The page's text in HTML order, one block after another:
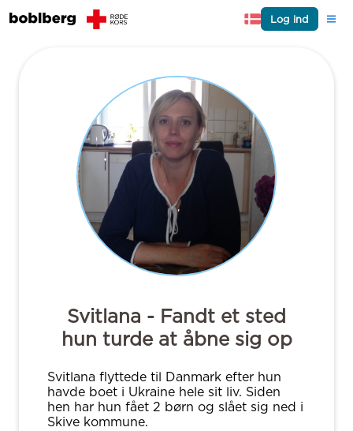
Log ind
Svitlana - Fandt et sted
hun turde at åbne sig op
Svitlana flyttede til Danmark efter hun
havde boet i Ukraine hele sit liv. Siden
hen har hun fået 2 børn og slået sig ned i
Skive kommune.